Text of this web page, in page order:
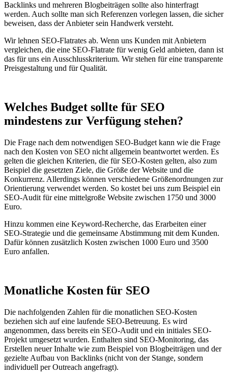
Backlinks und mehreren Blogbeiträgen sollte also hinterfragt
werden. Auch sollte man sich Referenzen vorlegen lassen, die sicher
beweisen, dass der Anbieter sein Handwerk versteht.
Wir lehnen SEO-Flatrates ab. Wenn uns Kunden mit Anbietern
vergleichen, die eine SEO-Flatrate für wenig Geld anbieten, dann ist
das für uns ein Ausschlusskriterium. Wir stehen für eine transparente
Preisgestaltung und für Qualität.
Welches Budget sollte für SEO
mindestens zur Verfügung stehen?
Die Frage nach dem notwendigen SEO-Budget kann wie die Frage
nach den Kosten von SEO nicht allgemein beantwortet werden. Es
gelten die gleichen Kriterien, die für SEO-Kosten gelten, also zum
Beispiel die gesetzten Ziele, die Größe der Website und die
Konkurrenz. Allerdings können verschiedene Größenordnungen zur
Orientierung verwendet werden. So kostet bei uns zum Beispiel ein
SEO-Audit für eine mittelgroße Website zwischen 1750 und 3000
Euro.
Hinzu kommen eine Keyword-Recherche, das Erarbeiten einer
SEO-Strategie und die gemeinsame Abstimmung mit dem Kunden.
Dafür können zusätzlich Kosten zwischen 1000 Euro und 3500
Euro anfallen.
Monatliche Kosten für SEO
Die nachfolgenden Zahlen für die monatlichen SEO-Kosten
beziehen sich auf eine laufende SEO-Betreuung. Es wird
angenommen, dass bereits ein SEO-Audit und ein initiales SEO-
Projekt umgesetzt wurden. Enthalten sind SEO-Monitoring, das
Erstellen neuer Inhalte wie zum Beispiel von Blogbeiträgen und der
gezielte Aufbau von Backlinks (nicht von der Stange, sondern
individuell per Outreach angefragt).